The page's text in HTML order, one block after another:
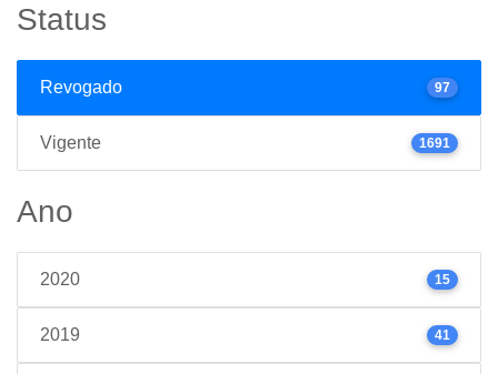
Status
Revogado 97
Vigente 1691
Ano
2020 15
2019 41